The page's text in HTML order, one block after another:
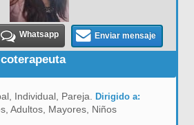
Whatsapp Enviar mensaje
Individual, Pareja.Dirigido a:
Adultos, Mayores, Niños